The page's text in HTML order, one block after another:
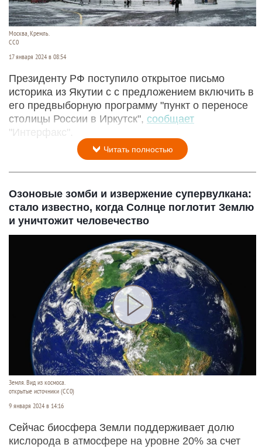
Москва, Кремль.
СС0
17 января 2024 в 08:54
Президенту РФ поступило открытое письмо
историка из Якутии с с предложением включить в
его предвыборную программу "пункт о переносе
столицы России в Иркутск", сообщает
"Интерфакс".
Читать полностью
Озоновые зомби и извержение супервулкана:
стало известно, когда Солнце поглотит Землю
и уничтожит человечество
Земля. Вид из космоса.
открытые источники (CC0)
9 января 2024 в 14:16
Сейчас биосфера Земли поддерживает долю
кислорода в атмосфере на уровне 20% за счет